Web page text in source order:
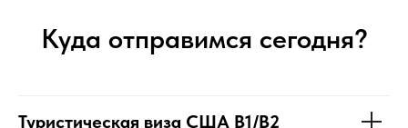
Куда отправимся сегодня?
Туристическая виза США B1/B2